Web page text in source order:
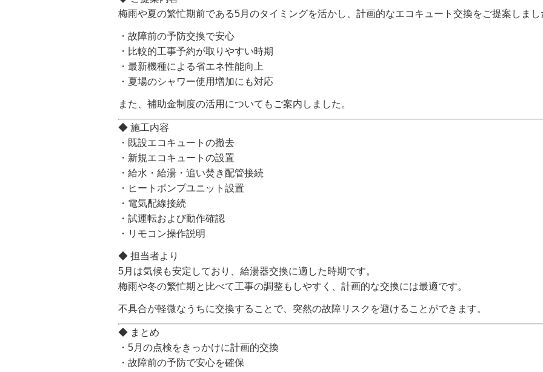
梅雨や夏の繁忙期前である5月のタイミングを活かし、計画的なエコキュート交換をご提案しまし
・故障前の予防交換で安心
・比較的工事予約が取りやすい時期
・最新機種による省エネ性能向上
・夏場のシャワー使用増加にも対応
また、補助金制度の活用についてもご案内しました。
◆ 施工内容
・既設エコキュートの撤去
・新規エコキュートの設置
・給水・給湯・追い焚き配管接続
・ヒートポンプユニット設置
・電気配線接続
・試運転および動作確認
・リモコン操作説明
◆ 担当者より
5月は気候も安定しており、給湯器交換に適した時期です。
梅雨や冬の繁忙期と比べて工事の調整もしやすく、計画的な交換には最適です。
不具合が軽微なうちに交換することで、突然の故障リスクを避けることができます。
◆ まとめ
・5月の点検をきっかけに計画的交換
・故障前の予防で安心を確保